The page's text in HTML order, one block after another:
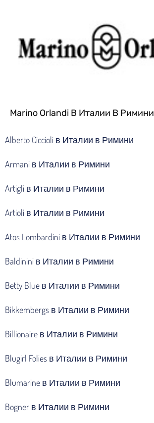
Marino Orlandi В Италии В Римини
Alberto Ciccioli в Италии в Римини
Armani в Италии в Римини
Artigli в Италии в Римини
Artioli в Италии в Римини
Atos Lombardini в Италии в Римини
Baldinini в Италии в Римини
Betty Blue в Италии в Римини
Bikkembergs в Италии в Римини
Billionaire в Италии в Римини
Blugirl Folies в Италии в Римини
Blumarine в Италии в Римини
Bogner в Италии в Римини